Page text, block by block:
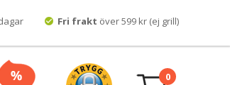
Fri frakt över 599 kr (ej grill)
0